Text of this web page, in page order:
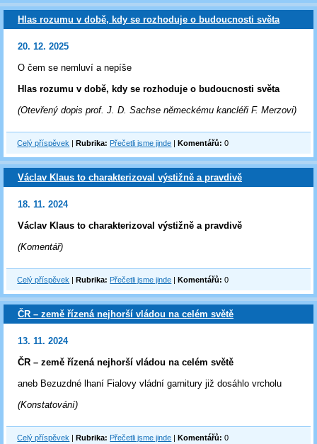
Hlas rozumu v době, kdy se rozhoduje o budoucnosti světa
20. 12. 2025
O čem se nemluví a nepíše
Hlas rozumu v době, kdy se rozhoduje o budoucnosti světa
(Otevřený dopis prof. J. D. Sachse německému kancléři F. Merzovi)
Celý příspěvek |Rubrika: Přečetli jsme jinde |Komentářů: 0
Václav Klaus to charakterizoval výstižně a pravdivě
18. 11. 2024
Václav Klaus to charakterizoval výstižně a pravdivě
(Komentář)
Celý příspěvek |Rubrika: Přečetli jsme jinde |Komentářů: 0
ČR – země řízená nejhorší vládou na celém světě
13. 11. 2024
ČR – země řízená nejhorší vládou na celém světě
aneb Bezuzdné lhaní Fialovy vládní garnitury již dosáhlo vrcholu
(Konstatování)
Celý příspěvek |Rubrika: Přečetli jsme jinde |Komentářů: 0